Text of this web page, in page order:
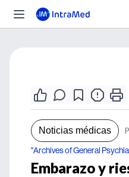
Noticias médicas
"Archives of General
Embarazo y